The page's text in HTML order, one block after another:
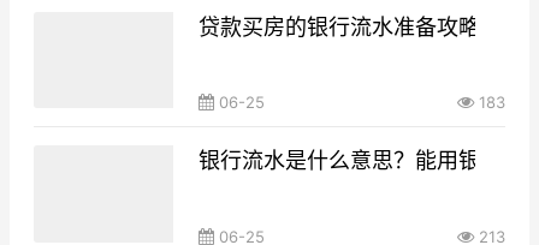
贷款买房的银行流水准备攻略，你
06-25 183
银行流水是什么意思？能用银行流
06-25 213